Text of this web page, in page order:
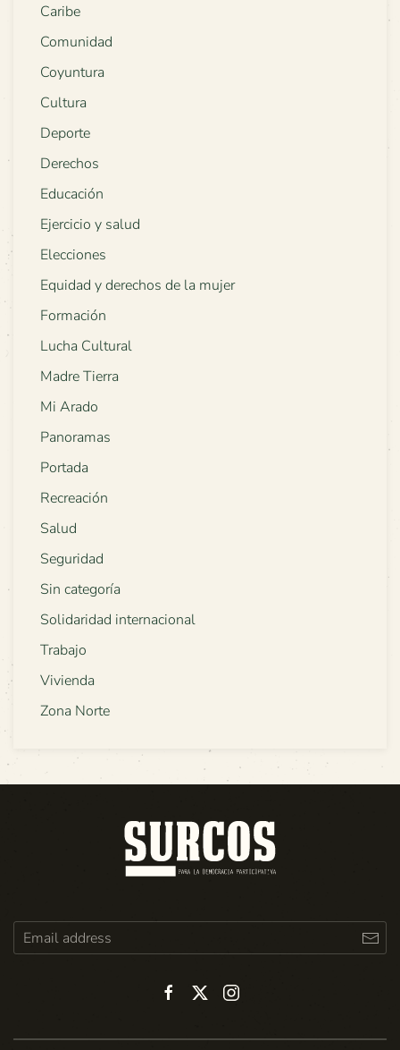
Caribe
Comunidad
Coyuntura
Cultura
Deporte
Derechos
Educación
Ejercicio y salud
Elecciones
Equidad y derechos de la mujer
Formación
Lucha Cultural
Madre Tierra
Mi Arado
Panoramas
Portada
Recreación
Salud
Seguridad
Sin categoría
Solidaridad internacional
Trabajo
Vivienda
Zona Norte